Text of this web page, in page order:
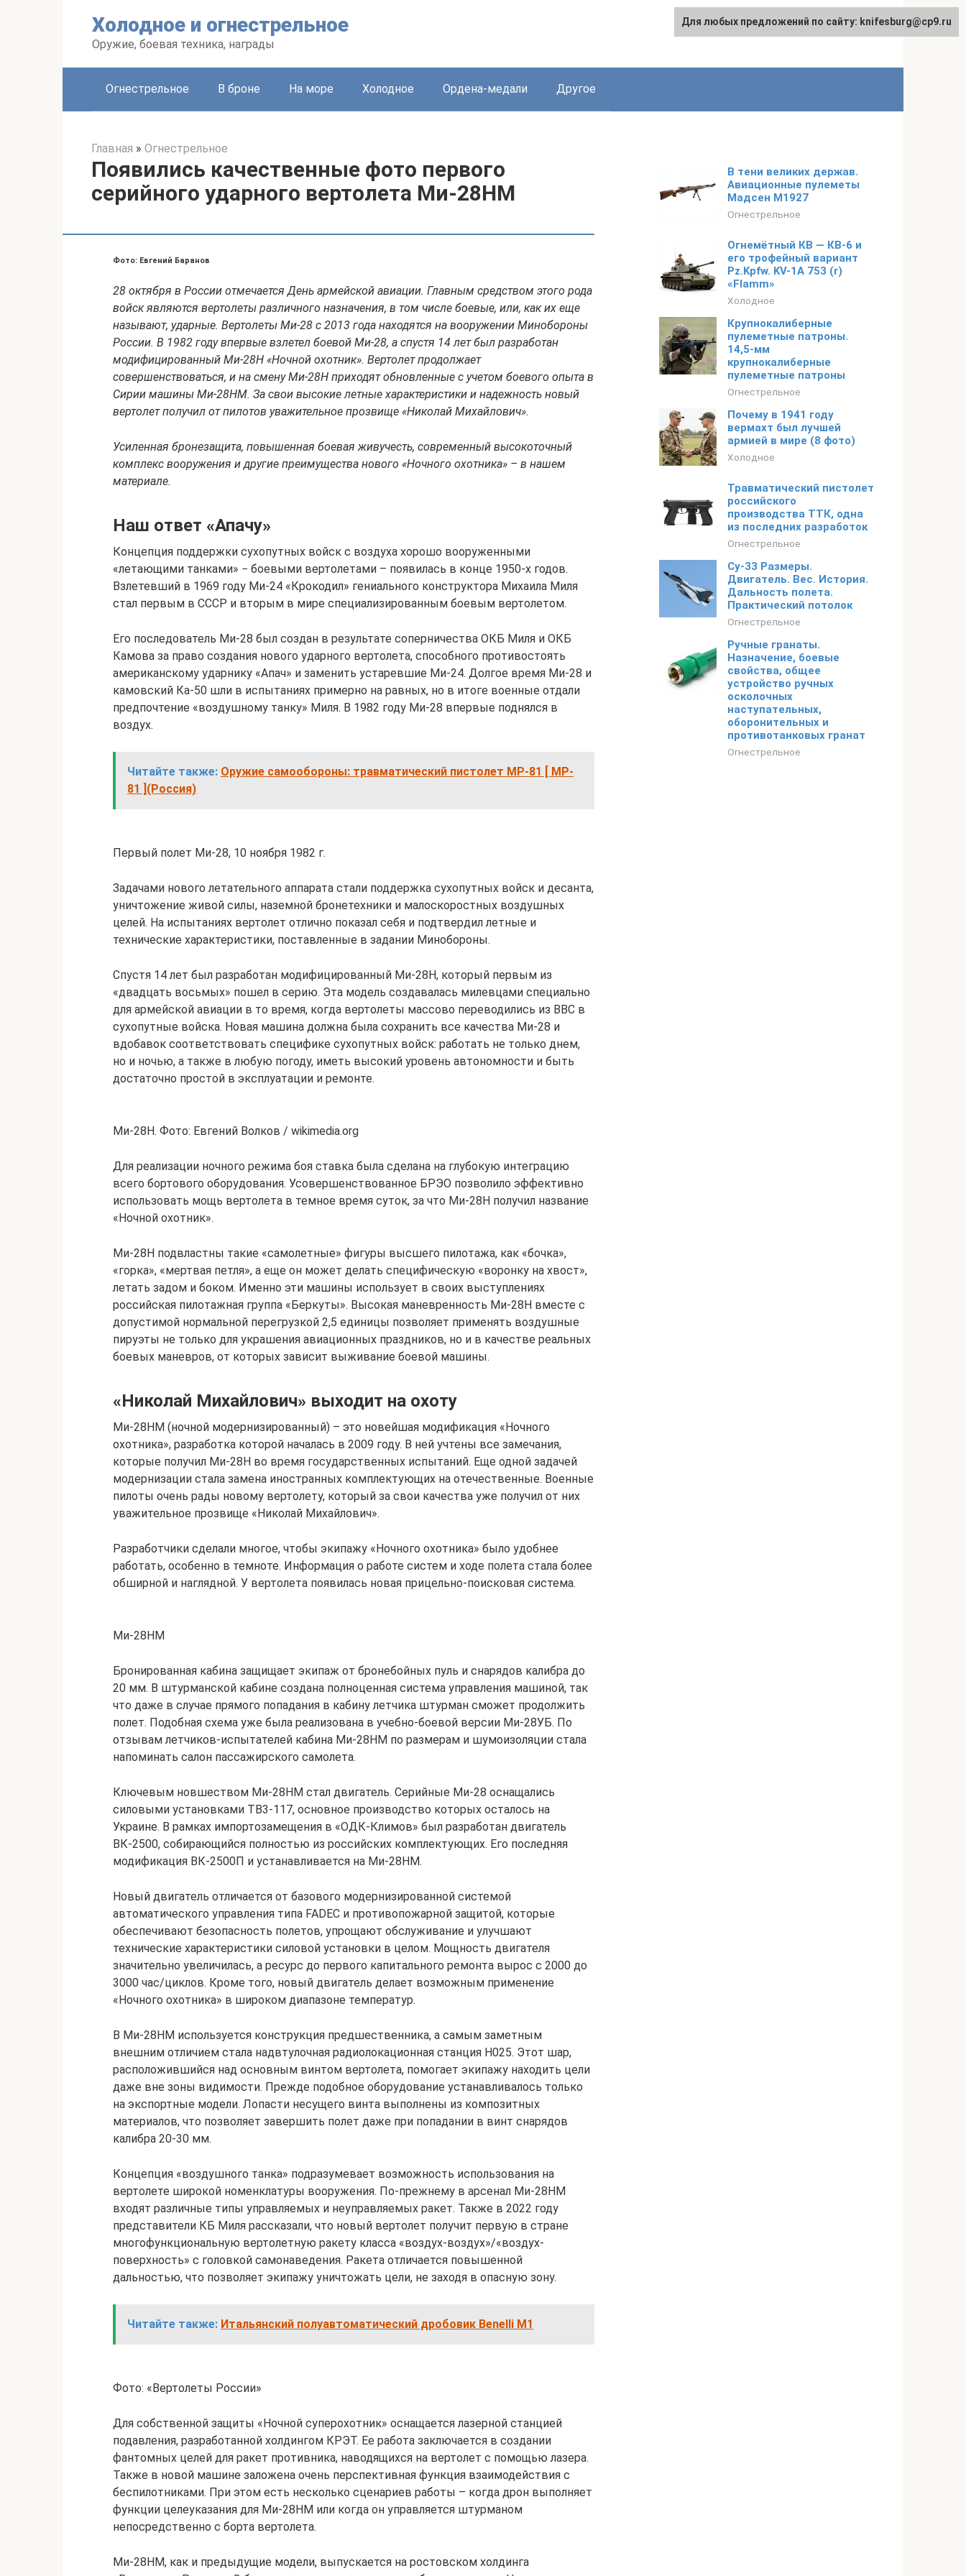
Холодное и огнестрельное
Оружие, боевая техника, награды
Огнестрельное В броне На море Холодное Ордена-медали Другое
Главная » Огнестрельное
Появились качественные фото первого
серийного ударного вертолета Ми-28НМ
Фото: Евгений Баранов
28 октября в России отмечается День армейской авиации. Главным средством этого рода
войск являются вертолеты различного назначения, в том числе боевые, или, как их еще
называют, ударные. Вертолеты Ми-28 с 2013 года находятся на вооружении Минобороны
России. В 1982 году впервые взлетел боевой Ми-28, а спустя 14 лет был разработан
модифицированный Ми-28Н «Ночной охотник». Вертолет продолжает
совершенствоваться, и на смену Ми-28Н приходят обновленные с учетом боевого опыта в
Сирии машины Ми-28НМ. За свои высокие летные характеристики и надежность новый
вертолет получил от пилотов уважительное прозвище «Николай Михайлович».
Усиленная бронезащита, повышенная боевая живучесть, современный высокоточный
комплекс вооружения и другие преимущества нового «Ночного охотника» – в нашем
материале.
Наш ответ «Апачу»
Концепция поддержки сухопутных войск с воздуха хорошо вооруженными
«летающими танками» − боевыми вертолетами – появилась в конце 1950-х годов.
Взлетевший в 1969 году Ми-24 «Крокодил» гениального конструктора Михаила Миля
стал первым в СССР и вторым в мире специализированным боевым вертолетом.
Его последователь Ми-28 был создан в результате соперничества ОКБ Миля и ОКБ
Камова за право создания нового ударного вертолета, способного противостоять
американскому ударнику «Апач» и заменить устаревшие Ми-24. Долгое время Ми-28 и
камовский Ка-50 шли в испытаниях примерно на равных, но в итоге военные отдали
предпочтение «воздушному танку» Миля. В 1982 году Ми-28 впервые поднялся в
воздух.
Читайте также: Оружие самообороны: травматический пистолет МР-81 [ MP-
81 ](Россия)
Первый полет Ми-28, 10 ноября 1982 г.
Задачами нового летательного аппарата стали поддержка сухопутных войск и десанта,
уничтожение живой силы, наземной бронетехники и малоскоростных воздушных
целей. На испытаниях вертолет отлично показал себя и подтвердил летные и
технические характеристики, поставленные в задании Минобороны.
Спустя 14 лет был разработан модифицированный Ми-28Н, который первым из
«двадцать восьмых» пошел в серию. Эта модель создавалась милевцами специально
для армейской авиации в то время, когда вертолеты массово переводились из ВВС в
сухопутные войска. Новая машина должна была сохранить все качества Ми-28 и
вдобавок соответствовать специфике сухопутных войск: работать не только днем,
но и ночью, а также в любую погоду, иметь высокий уровень автономности и быть
достаточно простой в эксплуатации и ремонте.
Ми-28Н. Фото: Евгений Волков / wikimedia.org
Для реализации ночного режима боя ставка была сделана на глубокую интеграцию
всего бортового оборудования. Усовершенствованное БРЭО позволило эффективно
использовать мощь вертолета в темное время суток, за что Ми-28Н получил название
«Ночной охотник».
Ми-28Н подвластны такие «самолетные» фигуры высшего пилотажа, как «бочка»,
«горка», «мертвая петля», а еще он может делать специфическую «воронку на хвост»,
летать задом и боком. Именно эти машины использует в своих выступлениях
российская пилотажная группа «Беркуты». Высокая маневренность Ми-28Н вместе с
допустимой нормальной перегрузкой 2,5 единицы позволяет применять воздушные
пируэты не только для украшения авиационных праздников, но и в качестве реальных
боевых маневров, от которых зависит выживание боевой машины.
«Николай Михайлович» выходит на охоту
Ми-28НМ (ночной модернизированный) – это новейшая модификация «Ночного
охотника», разработка которой началась в 2009 году. В ней учтены все замечания,
которые получил Ми-28Н во время государственных испытаний. Еще одной задачей
модернизации стала замена иностранных комплектующих на отечественные. Военные
пилоты очень рады новому вертолету, который за свои качества уже получил от них
уважительное прозвище «Николай Михайлович».
Разработчики сделали многое, чтобы экипажу «Ночного охотника» было удобнее
работать, особенно в темноте. Информация о работе систем и ходе полета стала более
обширной и наглядной. У вертолета появилась новая прицельно-поисковая система.
Ми-28НМ
Бронированная кабина защищает экипаж от бронебойных пуль и снарядов калибра до
20 мм. В штурманской кабине создана полноценная система управления машиной, так
что даже в случае прямого попадания в кабину летчика штурман сможет продолжить
полет. Подобная схема уже была реализована в учебно-боевой версии Ми-28УБ. По
отзывам летчиков-испытателей кабина Ми-28НМ по размерам и шумоизоляции стала
напоминать салон пассажирского самолета.
Ключевым новшеством Ми-28НМ стал двигатель. Серийные Ми-28 оснащались
силовыми установками ТВ3-117, основное производство которых осталось на
Украине. В рамках импортозамещения в «ОДК-Климов» был разработан двигатель
ВК-2500, собирающийся полностью из российских комплектующих. Его последняя
модификация ВК-2500П и устанавливается на Ми-28НМ.
Новый двигатель отличается от базового модернизированной системой
автоматического управления типа FADEC и противопожарной защитой, которые
обеспечивают безопасность полетов, упрощают обслуживание и улучшают
технические характеристики силовой установки в целом. Мощность двигателя
значительно увеличилась, а ресурс до первого капитального ремонта вырос с 2000 до
3000 час/циклов. Кроме того, новый двигатель делает возможным применение
«Ночного охотника» в широком диапазоне температур.
В Ми-28НМ используется конструкция предшественника, а самым заметным
внешним отличием стала надвтулочная радиолокационная станция Н025. Этот шар,
расположившийся над основным винтом вертолета, помогает экипажу находить цели
даже вне зоны видимости. Прежде подобное оборудование устанавливалось только
на экспортные модели. Лопасти несущего винта выполнены из композитных
материалов, что позволяет завершить полет даже при попадании в винт снарядов
калибра 20-30 мм.
Концепция «воздушного танка» подразумевает возможность использования на
вертолете широкой номенклатуры вооружения. По-прежнему в арсенал Ми-28НМ
входят различные типы управляемых и неуправляемых ракет. Также в 2022 году
представители КБ Миля рассказали, что новый вертолет получит первую в стране
многофункциональную вертолетную ракету класса «воздух-воздух»/«воздух-
поверхность» с головкой самонаведения. Ракета отличается повышенной
дальностью, что позволяет экипажу уничтожать цели, не заходя в опасную зону.
Читайте также: Итальянский полуавтоматический дробовик Benelli M1
Фото: «Вертолеты России»
Для собственной защиты «Ночной суперохотник» оснащается лазерной станцией
подавления, разработанной холдингом КРЭТ. Ее работа заключается в создании
фантомных целей для ракет противника, наводящихся на вертолет с помощью лазера.
Также в новой машине заложена очень перспективная функция взаимодействия с
беспилотниками. При этом есть несколько сценариев работы – когда дрон выполняет
функции целеуказания для Ми-28НМ или когда он управляется штурманом
непосредственно с борта вертолета.
Ми-28НМ, как и предыдущие модели, выпускается на ростовском холдинга
В тени великих держав.
Авиационные пулеметы
Мадсен М1927
Огнестрельное
Огнемётный КВ — КВ-6 и
его трофейный вариант
Pz.Kpfw. KV-1A 753 (r)
«Flamm»
Холодное
Крупнокалиберные
пулеметные патроны.
14,5-мм
крупнокалиберные
пулеметные патроны
Огнестрельное
Почему в 1941 году
вермахт был лучшей
армией в мире (8 фото)
Холодное
Травматический пистолет
российского
производства ТТК, одна
из последних разработок
Огнестрельное
Су-33 Размеры.
Двигатель. Вес. История.
Дальность полета.
Практический потолок
Огнестрельное
Ручные гранаты.
Назначение, боевые
свойства, общее
устройство ручных
осколочных
наступательных,
оборонительных и
противотанковых гранат
Огнестрельное
Для любых предложений по сайту: knifesburg@cp9.ru